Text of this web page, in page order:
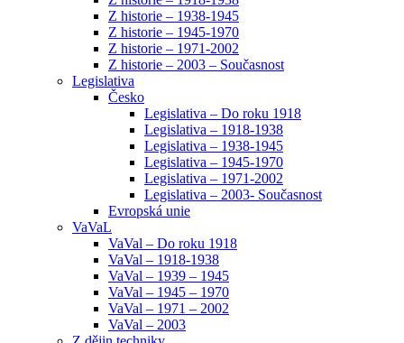
Z historie – 1938-1945
Z historie – 1945-1970
Z historie – 1971-2002
Z historie – 2003 – Současnost
Legislativa
Česko
Legislativa – Do roku 1918
Legislativa – 1918-1938
Legislativa – 1938-1945
Legislativa – 1945-1970
Legislativa – 1971-2002
Legislativa – 2003- Současnost
Evropská unie
VaVaL
VaVal – Do roku 1918
VaVal – 1918-1938
VaVal – 1939 – 1945
VaVal – 1945 – 1970
VaVal – 1971 – 2002
VaVal – 2003